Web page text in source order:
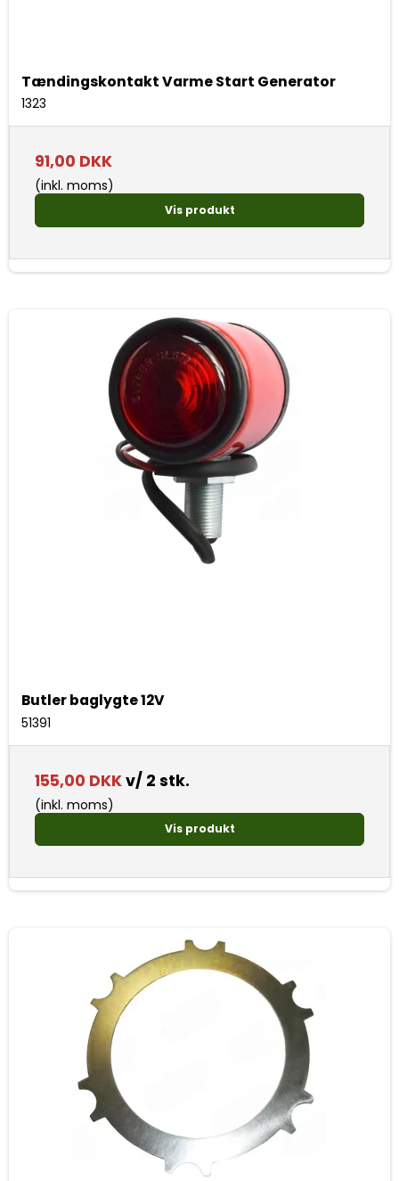
Tændingskontakt Varme Start Generator
1323
91,00 DKK
(inkl. moms)
Vis produkt
Butler baglygte 12V
51391
155,00 DKKv/ 2 stk.
(inkl. moms)
Vis produkt